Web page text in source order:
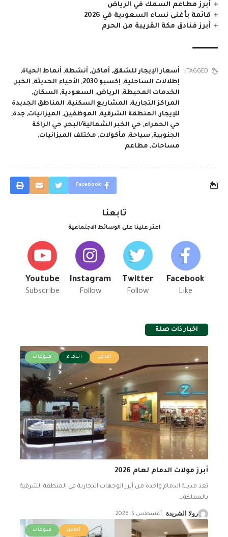
أبرز مطاعم السمك في الرياض
قائمة بأغنى نساء السعودية في 2026
أبرز فنادق مكة القريبة من الحرم
TAGGED: أسعار الإيجار للشقق, أماكن, أنشطة, أنماط الحياة,
إطلالات الساحلية, إكسبو 2030 , الأحياء الحديثة, الخبر,
الخدمات المحيطة, الرياض, السعودية, السكان,
المراكز التجارية, المشاريع السكنية, المناطق الجديدة
للإيجار, المنطقة الشرقية, الموظفين, الميزانيات, جدة,
حي الحمراء, حي الخبر الشمالية/البحر, حي الراكة
الجنوبية, سياحة, مأكولات, مختلف الميزانيات,
مساحات, مطاعم
Facebook
تابعنا
اعثر علينا على الوسائط الاجتماعية
Facebook
Like
Twitter
Follow
Instagram
Follow
Youtube
Subscribe
اخبار ذات صلة
أماكن الدمام منوعات
أبرز مولات الدمام لعام 2026
تعد مدينة الدمام واحدة من أبرز الوجهات التجارية في المنطقة الشرقية
بالمملكة…
رولا الشريدة أغسطس 5, 2026
أماكن منوعات